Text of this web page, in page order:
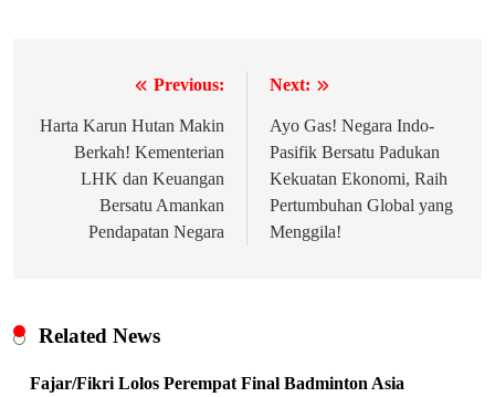
pos
Previous:
Harta Karun Hutan Makin
Berkah! Kementerian
LHK dan Keuangan
Bersatu Amankan
Pendapatan Negara
Next:
Ayo Gas! Negara Indo-
Pasifik Bersatu Padukan
Kekuatan Ekonomi, Raih
Pertumbuhan Global yang
Menggila!
Related News
Fajar/Fikri Lolos Perempat Final Badminton Asia